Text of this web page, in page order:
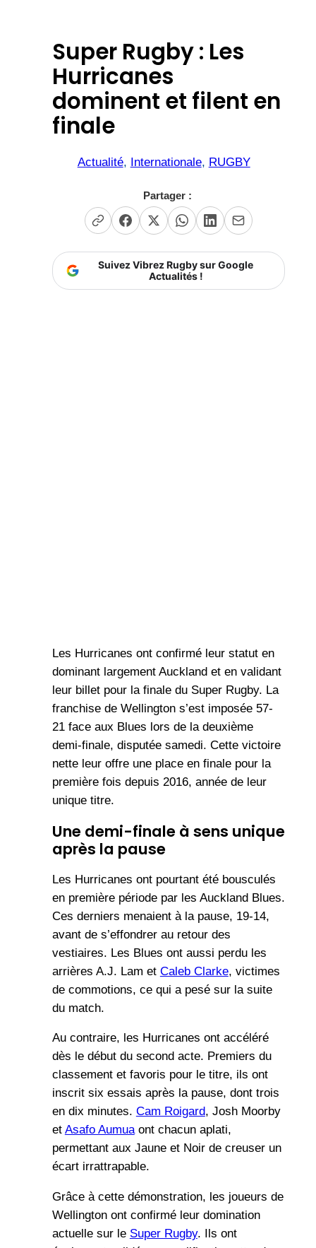
Super Rugby : Les
Hurricanes
dominent et filent en
finale
Actualité, Internationale, RUGBY
Partager :
Suivez Vibrez Rugby sur Google
Actualités !
Les Hurricanes ont confirmé leur statut en
dominant largement Auckland et en validant
leur billet pour la finale du Super Rugby. La
franchise de Wellington s’est imposée 57-
21 face aux Blues lors de la deuxième
demi-finale, disputée samedi. Cette victoire
nette leur offre une place en finale pour la
première fois depuis 2016, année de leur
unique titre.
Une demi-finale à sens unique
après la pause
Les Hurricanes ont pourtant été bousculés
en première période par les Auckland Blues.
Ces derniers menaient à la pause, 19-14,
avant de s’effondrer au retour des
vestiaires. Les Blues ont aussi perdu les
arrières A.J. Lam et Caleb Clarke, victimes
de commotions, ce qui a pesé sur la suite
du match.
Au contraire, les Hurricanes ont accéléré
dès le début du second acte. Premiers du
classement et favoris pour le titre, ils ont
inscrit six essais après la pause, dont trois
en dix minutes. Cam Roigard, Josh Moorby
et Asafo Aumuaont chacun aplati,
permettant aux Jaune et Noir de creuser un
écart irrattrapable.
Grâce à cette démonstration, les joueurs de
Wellington ont confirmé leur domination
actuelle sur le Super Rugby. Ils ont